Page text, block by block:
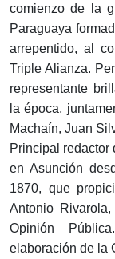
comienzo de la
Paraguaya
arrepentido, al
Triple Alianza.
representante
la época,
Machaín, Juan
Principal
en Asunción
1870, que
Antonio
Opinión
elaboración de la